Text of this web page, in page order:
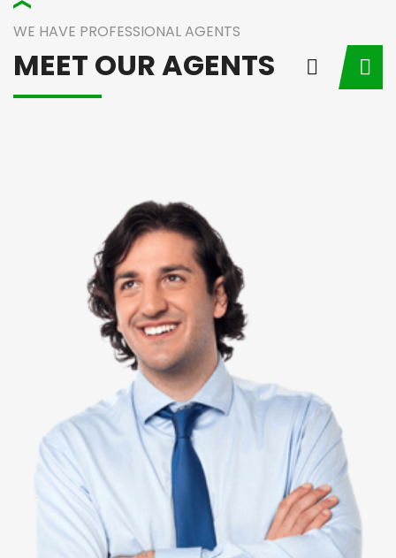
WE HAVE PROFESSIONAL AGENTS
MEET OUR AGENTS